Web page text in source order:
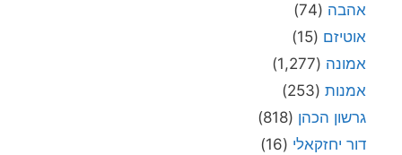
אהבה (74)
אוטיזם (15)
אמונה (1,277)
אמנות (253)
גרשון הכהן (818)
דור יחזקאלי (16)